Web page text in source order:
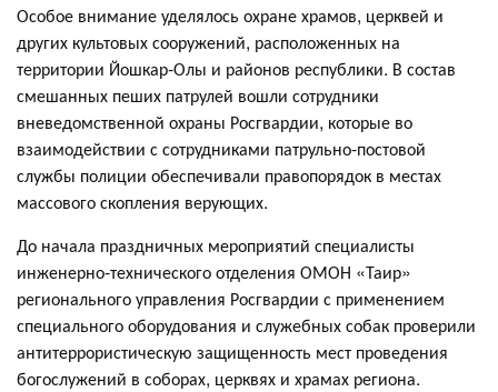
Особое внимание уделялось охране храмов, церквей и
других культовых сооружений, расположенных на
территории Йошкар-Олы и районов республики. В состав
смешанных пеших патрулей вошли сотрудники
вневедомственной охраны Росгвардии, которые во
взаимодействии с сотрудниками патрульно-постовой
службы полиции обеспечивали правопорядок в местах
массового скопления верующих.
До начала праздничных мероприятий специалисты
инженерно-технического отделения ОМОН «Таир»
регионального управления Росгвардии с применением
специального оборудования и служебных собак проверили
антитеррористическую защищенность мест проведения
богослужений в соборах, церквях и храмах региона.